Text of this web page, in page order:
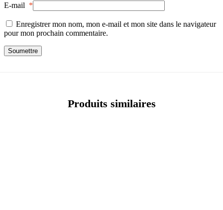
E-mail *
Enregistrer mon nom, mon e-mail et mon site dans le navigateur
pour mon prochain commentaire.
Produits similaires